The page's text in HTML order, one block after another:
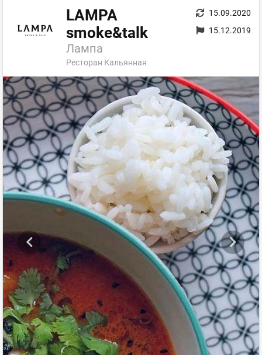
LAMPA
smoke&talk
Лампа
Ресторан Кальянная
15.09.2020
15.12.2019